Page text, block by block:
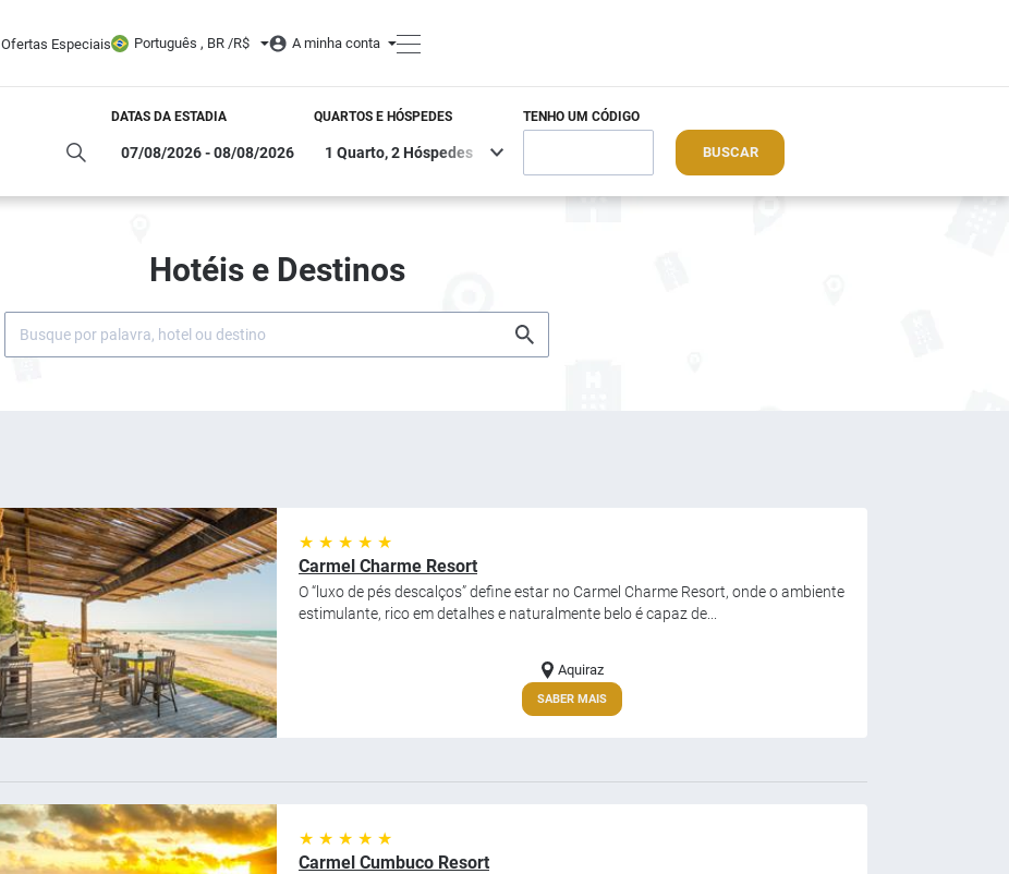
Ofertas Especiais Português , BR /R$ A minha conta
DATAS DA ESTADIA QUARTOS E HÓSPEDES TENHO UM CÓDIGO
BUSCAR
Hotéis e Destinos
★ ★ ★ ★ ★
Carmel Charme Resort
O “luxo de pés descalços” define estar no Carmel Charme Resort, onde o ambiente
estimulante, rico em detalhes e naturalmente belo é capaz de...
Aquiraz
SABER MAIS
★ ★ ★ ★ ★
Carmel Cumbuco Resort